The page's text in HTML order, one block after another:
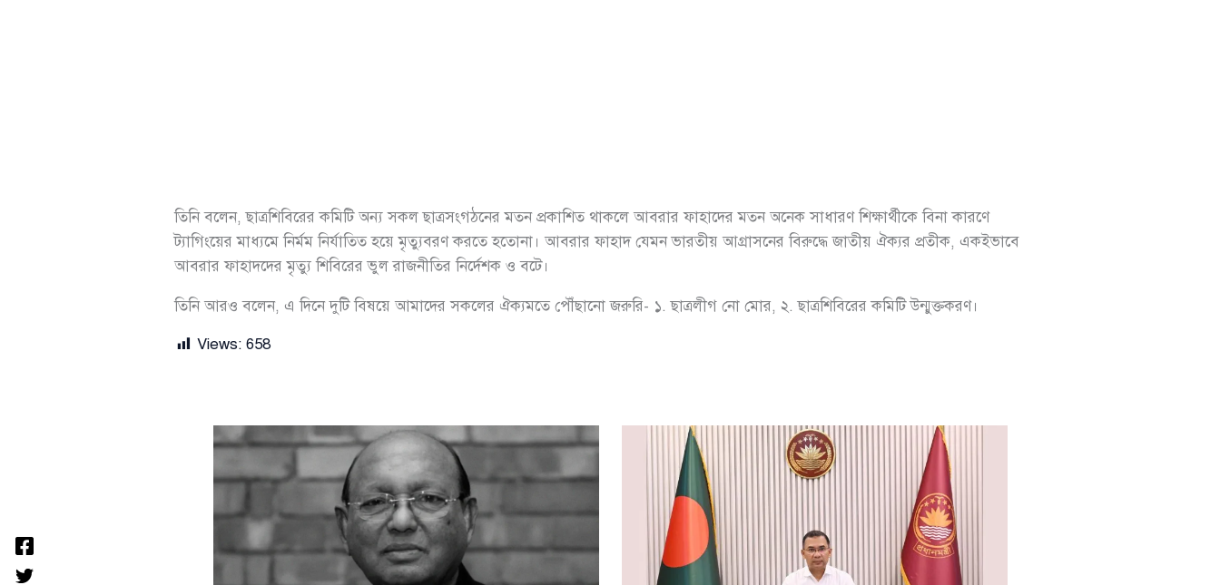
তিনি বলেন, ছাত্রশিবিরের কমিটি অন্য সকল ছাত্রসংগঠনের মতন প্রকাশিত থাকলে আবরার ফাহাদের মতন অনেক সাধারণ শিক্ষার্থীকে বিনা কারণে
ট্যাগিংয়ের মাধ্যমে নির্মম নির্যাতিত হয়ে মৃত্যুবরণ করতে হতোনা। আবরার ফাহাদ যেমন ভারতীয় আগ্রাসনের বিরুদ্ধে জাতীয় ঐক্যর প্রতীক, একইভাবে
আবরার ফাহাদদের মৃত্যু শিবিরের ভুল রাজনীতির নির্দেশক ও বটে।
তিনি আরও বলেন, এ দিনে দুটি বিষয়ে আমাদের সকলের ঐক্যমতে পৌঁছানো জরুরি- ১. ছাত্রলীগ নো মোর, ২. ছাত্রশিবিরের কমিটি উন্মুক্তকরণ।
Views: 658